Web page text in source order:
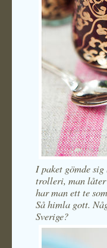
I paket gömde
trolleri, man låter
har man ett te
Så himla gott.
Sverige?